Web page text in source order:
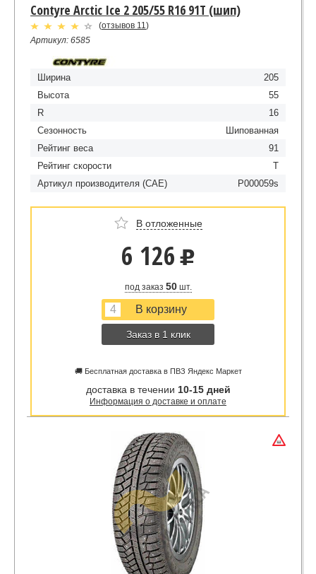
Contyre Arctic Ice 2 205/55 R16 91T (шип)
(отзывов 11)
Артикул: 6585
Ширина
205
Высота
55
R
16
Сезонность
Шипованная
Рейтинг веса
91
Рейтинг скорости
T
Артикул производителя (CAE)
P000059s
В отложенные
6 126 u
под заказ 50шт.
Заказ в 1 клик
🚚 Бесплатная доставка в ПВЗ Яндекс Маркет
доставка в течении 10-15 дней
Информация о доставке и оплате